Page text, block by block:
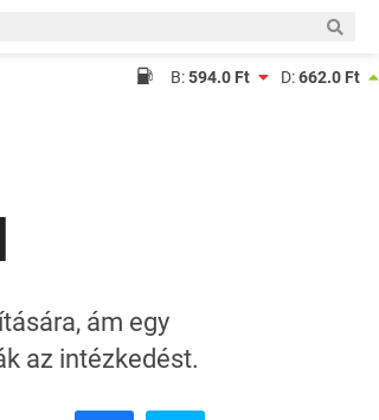
B:594.0 Ft D:662.0 Ft
ám egy
az intézkedést.